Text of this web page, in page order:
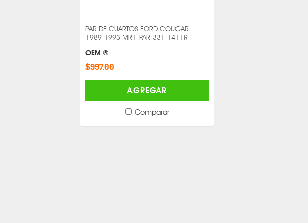
PAR DE CUARTOS FORD COUGAR
1989-1993 MR1-PAR-331-1411R -
OEM ®
$997.00
AGREGAR
Comparar